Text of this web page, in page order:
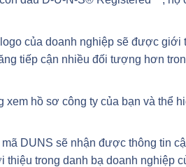
của doanh nghiệp sẽ được giới
tiếp cận nhiều đối tượng hơn
xem hồ sơ công ty của bạn và thể
DUNS sẽ nhận được thông tin
trong danh bạ doanh nghiệp